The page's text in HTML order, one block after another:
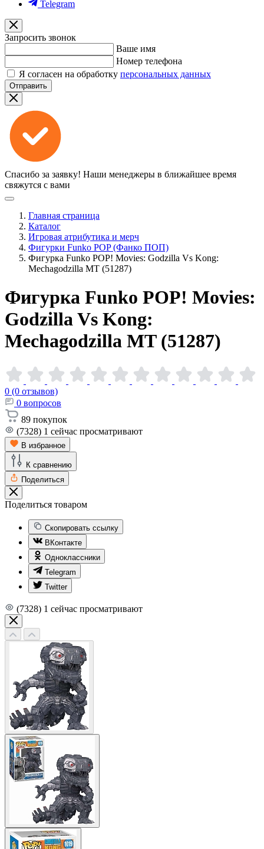
Telegram
Запросить звонок
Ваше имя
Номер телефона
Я согласен на обработку персональных данных
Отправить
Спасибо за заявку! Наши менеджеры в ближайшее время
свяжутся с вами
Главная страница
Каталог
Игровая атрибутика и мерч
Фигурки Funko POP (Фанко ПОП)
Фигурка Funko POP! Movies: Godzilla Vs Kong:
Mechagodzilla MT (51287)
Фигурка Funko POP! Movies:
Godzilla Vs Kong:
Mechagodzilla MT (51287)
0 (0 отзывов)
0 вопросов
89 покупок
(7328) 1 сейчас просматривают
В избранное
К сравнению
Поделиться
Поделиться товаром
Скопировать ссылку
ВКонтакте
Одноклассники
Telegram
Twitter
(7328) 1 сейчас просматривают